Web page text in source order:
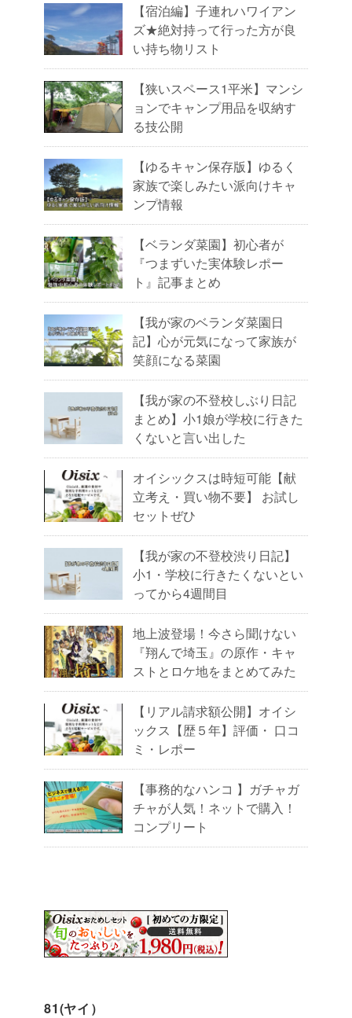
【宿泊編】子連れハワイアン
ズ★絶対持って行った方が良
い持ち物リスト
【狭いスペース1平米】マンシ
ョンでキャンプ用品を収納す
る技公開
【ゆるキャン保存版】ゆるく
家族で楽しみたい派向けキャ
ンプ情報
【ベランダ菜園】初心者が
『つまずいた実体験レポー
ト』記事まとめ
【我が家のベランダ菜園日
記】心が元気になって家族が
笑顔になる菜園
【我が家の不登校しぶり日記
まとめ】小1娘が学校に行きた
くないと言い出した
オイシックスは時短可能【献
立考え・買い物不要】 お試し
セットぜひ
【我が家の不登校渋り日記】
小1・学校に行きたくないとい
ってから4週間目
地上波登場！今さら聞けない
『翔んで埼玉』の原作・キャ
ストとロケ地をまとめてみた
【リアル請求額公開】オイシ
ックス【歴５年】評価・ 口コ
ミ・レポー
【事務的なハンコ 】ガチャガ
チャが人気！ネットで購入！
コンプリート
81(ヤイ）